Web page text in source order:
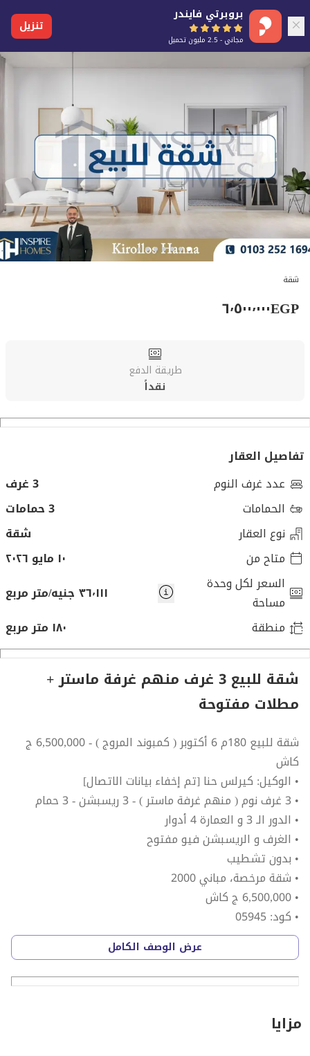
بروبرتي فايندر
مجاني - 2.5 مليون تحميل
تنزيل
شقة
EGP٦٬٥٠٠٬٠٠٠
طريقة الدفع
نقداً
تفاصيل العقار
عدد غرف النوم
3 غرف
الحمامات
3 حمامات
نوع العقار
شقة
متاح من
١٠ مايو ٢٠٢٦
السعر لكل وحدة
مساحة
٣٦٬١١١ جنيه/متر مربع
منطقة
١٨٠ متر مربع
شقة للبيع 3 غرف منهم غرفة ماستر +
مطلات مفتوحة
شقة للبيع 180م 6 أكتوبر ( كمبوند المروج ) - 6,500,000 ج
كاش
• الوكيل: كيرلس حنا [تم إخفاء بيانات الاتصال]
• 3 غرف نوم ( منهم غرفة ماستر ) - 3 ريسبشن - 3 حمام
• الدور الـ 3 و العمارة 4 أدوار
• الغرف و الريسبشن فيو مفتوح
• بدون تشطيب
• شقة مرخصة، مباني 2000
• 6,500,000 ج كاش
• كود: 05945
______________
للتواصل مع الشركة مباشرة او للانضمام لفريق العمل :
○ اتصل بنا : [تم إخفاء بيانات الاتصال]
الصيادلة برج 5 الدور 2
عرض الوصف الكامل
مزايا